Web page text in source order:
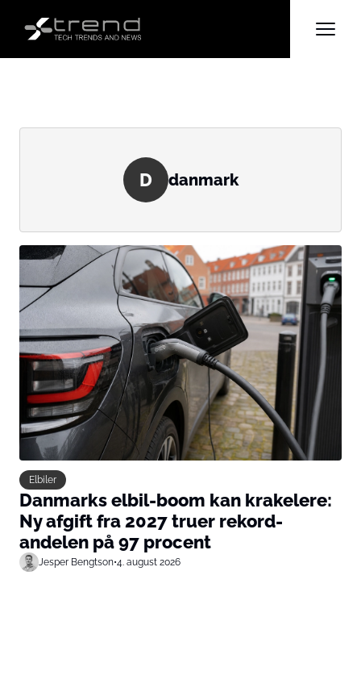
D danmark
Elbiler
Danmarks elbil-boom kan krakelere:
Ny afgift fra 2027 truer rekord-
andelen på 97 procent
Jesper Bengtson•4. august 2026